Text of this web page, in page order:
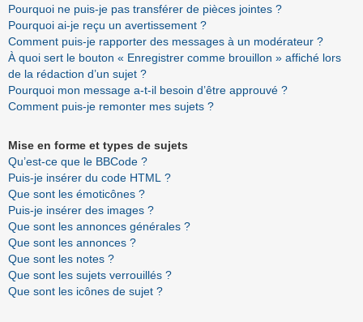
Pourquoi ne puis-je pas transférer de pièces jointes ?
Pourquoi ai-je reçu un avertissement ?
Comment puis-je rapporter des messages à un modérateur ?
À quoi sert le bouton « Enregistrer comme brouillon » affiché lors
de la rédaction d’un sujet ?
Pourquoi mon message a-t-il besoin d’être approuvé ?
Comment puis-je remonter mes sujets ?
Mise en forme et types de sujets
Qu’est-ce que le BBCode ?
Puis-je insérer du code HTML ?
Que sont les émoticônes ?
Puis-je insérer des images ?
Que sont les annonces générales ?
Que sont les annonces ?
Que sont les notes ?
Que sont les sujets verrouillés ?
Que sont les icônes de sujet ?